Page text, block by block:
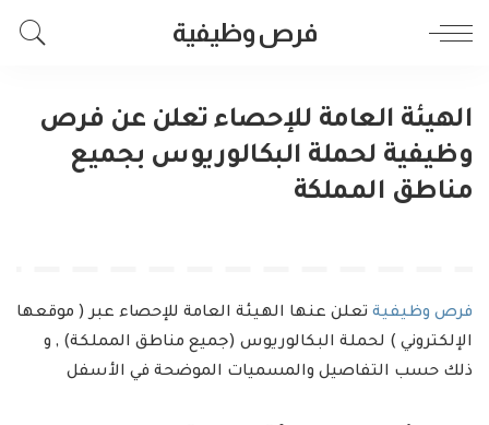
فرص وظيفية
الهيئة العامة للإحصاء تعلن عن فرص
وظيفية لحملة البكالوريوس بجميع
مناطق المملكة
فرص وظيفية تعلن عنها الهيئة العامة للإحصاء عبر ( موقعها
الإلكتروني ) لحملة البكالوريوس (جميع مناطق المملكة) , و
ذلك حسب التفاصيل والمسميات الموضحة في الأسفل